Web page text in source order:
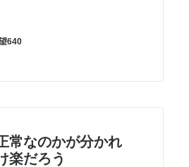
640
常なのかが分かれ
楽だろう